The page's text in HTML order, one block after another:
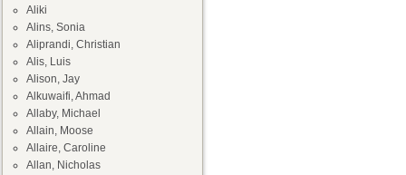
Aliki
Alins, Sonia
Aliprandi, Christian
Alis, Luis
Alison, Jay
Alkuwaifi, Ahmad
Allaby, Michael
Allain, Moose
Allaire, Caroline
Allan, Nicholas